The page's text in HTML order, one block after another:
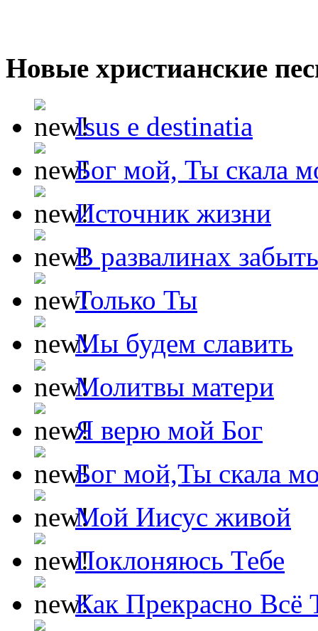
Новые христианские
Isus e destinatia
Бог мой, Ты скала
Источник жизни
В развалинах
Только Ты
Мы будем славить
Молитвы матери
Я верю мой Бог
Бог мой,Ты скала
Мой Иисус живой
Поклоняюсь Тебе
Как Прекрасно Всё